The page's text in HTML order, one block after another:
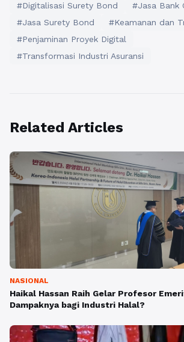
#Digitalisasi Surety Bond
#Jasa Bank
#Jasa Surety Bond
#Keamanan dan
#Penjaminan Proyek Digital
#Transformasi Industri Asuransi
Related Articles
NASIONAL
Haikal Hassan Raih Gelar Profesor
Dampaknya bagi Industri Halal?